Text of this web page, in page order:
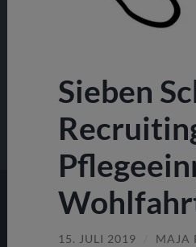
Sieben
15. JULI 2019 MAJA